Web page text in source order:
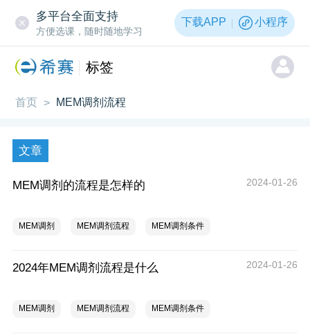
多平台全面支持
方便选课，随时随地学习
下载APP 小程序
标签
首页 > MEM调剂流程
文章
MEM调剂的流程是怎样的 2024-01-26
MEM调剂 MEM调剂流程 MEM调剂条件
2024年MEM调剂流程是什么 2024-01-26
MEM调剂 MEM调剂流程 MEM调剂条件